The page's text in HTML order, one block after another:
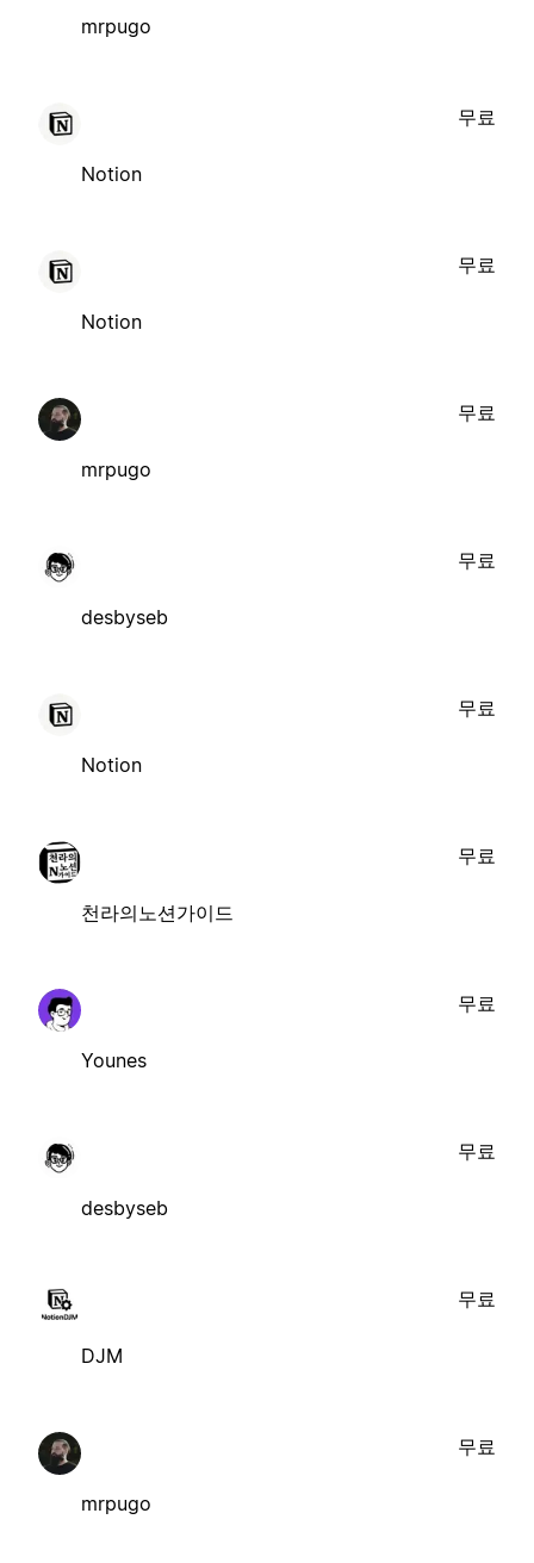
mrpugo
Notion
무료
Notion
무료
mrpugo
무료
desbyseb
무료
Notion
무료
천라의노션가이드
무료
Younes
무료
desbyseb
무료
DJM
무료
mrpugo
무료